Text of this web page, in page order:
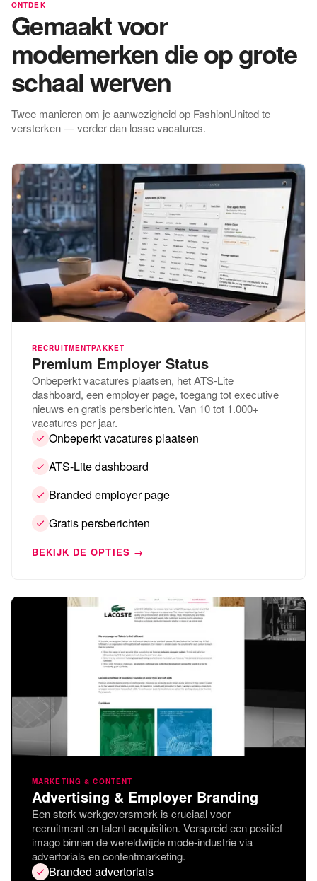
ONTDEK
Gemaakt voor
modemerken die op grote
schaal werven
Twee manieren om je aanwezigheid op FashionUnited te
versterken — verder dan losse vacatures.
RECRUITMENTPAKKET
Premium Employer Status
Onbeperkt vacatures plaatsen, het ATS-Lite
dashboard, een employer page, toegang tot executive
nieuws en gratis persberichten. Van 10 tot 1.000+
vacatures per jaar.
Onbeperkt vacatures plaatsen
ATS-Lite dashboard
Branded employer page
Gratis persberichten
BEKIJK DE OPTIES →
MARKETING & CONTENT
Advertising & Employer Branding
Een sterk werkgeversmerk is cruciaal voor
recruitment en talent acquisition. Verspreid een positief
imago binnen de wereldwijde mode-industrie via
advertorials en contentmarketing.
Branded advertorials